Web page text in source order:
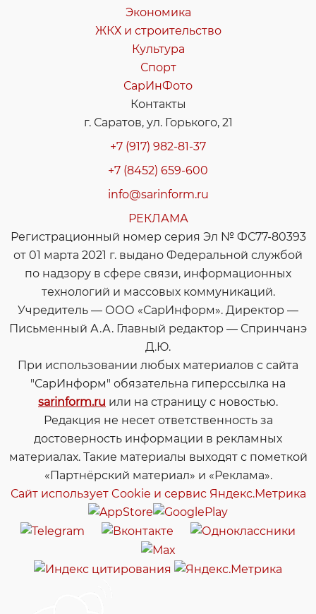
Экономика
ЖКХ и строительство
Культура
Спорт
СарИнФото
Контакты
г. Саратов, ул. Горького, 21
+7 (917) 982-81-37
+7 (8452) 659-600
info@sarinform.ru
РЕКЛАМА
Регистрационный номер серия Эл № ФС77-80393
от 01 марта 2021 г. выдано Федеральной службой
по надзору в сфере связи, информационных
технологий и массовых коммуникаций.
Учредитель — ООО «СарИнформ». Директор —
Письменный А.А. Главный редактор — Спринчанэ
Д.Ю.
При использовании любых материалов с сайта
"СарИнформ" обязательна гиперссылка на
sarinform.ru или на страницу с новостью.
Редакция не несет ответственность за
достоверность информации в рекламных
материалах. Такие материалы выходят с пометкой
«Партнёрский материал» и «Реклама».
Сайт использует Cookie и сервиc Яндекс.Метрика